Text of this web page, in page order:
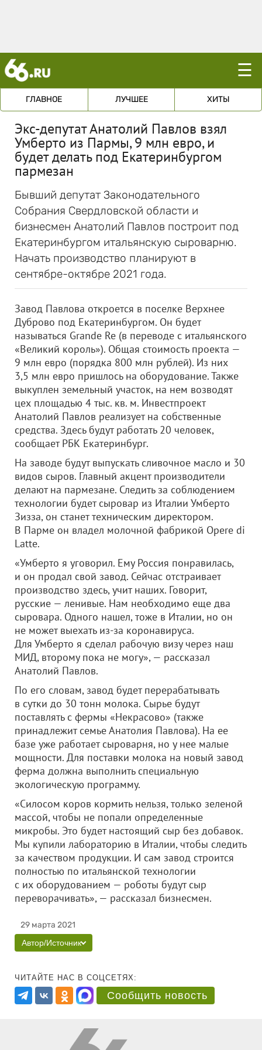
☰
ГЛАВНОЕ ЛУЧШЕЕ ХИТЫ
Экс-депутат Анатолий Павлов взял
Умберто из Пармы, 9 млн евро, и
будет делать под Екатеринбургом
пармезан
Бывший депутат Законодательного
Собрания Свердловской области и
бизнесмен Анатолий Павлов построит под
Екатеринбургом итальянскую сыроварню.
Начать производство планируют в
сентябре-октябре 2021 года.
Завод Павлова откроется в поселке Верхнее
Дуброво под Екатеринбургом. Он будет
называться Grande Re (в переводе с итальянского
«Великий король»). Общая стоимость проекта —
9 млн евро (порядка 800 млн рублей). Из них
3,5 млн евро пришлось на оборудование. Также
выкуплен земельный участок, на нем возводят
цех площадью 4 тыс. кв. м. Инвестпроект
Анатолий Павлов реализует на собственные
средства. Здесь будут работать 20 человек,
сообщает РБК Екатеринбург.
На заводе будут выпускать сливочное масло и 30
видов сыров. Главный акцент производители
делают на пармезане. Следить за соблюдением
технологии будет сыровар из Италии Умберто
Зизза, он станет техническим директором.
В Парме он владел молочной фабрикой Opere di
Latte.
«Умберто я уговорил. Ему Россия понравилась,
и он продал свой завод. Сейчас отстраивает
производство здесь, учит наших. Говорит,
русские — ленивые. Нам необходимо еще два
сыровара. Одного нашел, тоже в Италии, но он
не может выехать из-за коронавируса.
Для Умберто я сделал рабочую визу через наш
МИД, второму пока не могу», — рассказал
Анатолий Павлов.
По его словам, завод будет перерабатывать
в сутки до 30 тонн молока. Сырье будут
поставлять с фермы «Некрасово» (также
принадлежит семье Анатолия Павлова). На ее
базе уже работает сыроварня, но у нее малые
мощности. Для поставки молока на новый завод
ферма должна выполнить специальную
экологическую программу.
«Силосом коров кормить нельзя, только зеленой
массой, чтобы не попали определенные
микробы. Это будет настоящий сыр без добавок.
Мы купили лабораторию в Италии, чтобы следить
за качеством продукции. И сам завод строится
полностью по итальянской технологии
с их оборудованием — роботы будут сыр
переворачивать», — рассказал бизнесмен.
29 марта 2021
Автор/Источник
ЧИТАЙТЕ НАС В СОЦСЕТЯХ:
Сообщить новость